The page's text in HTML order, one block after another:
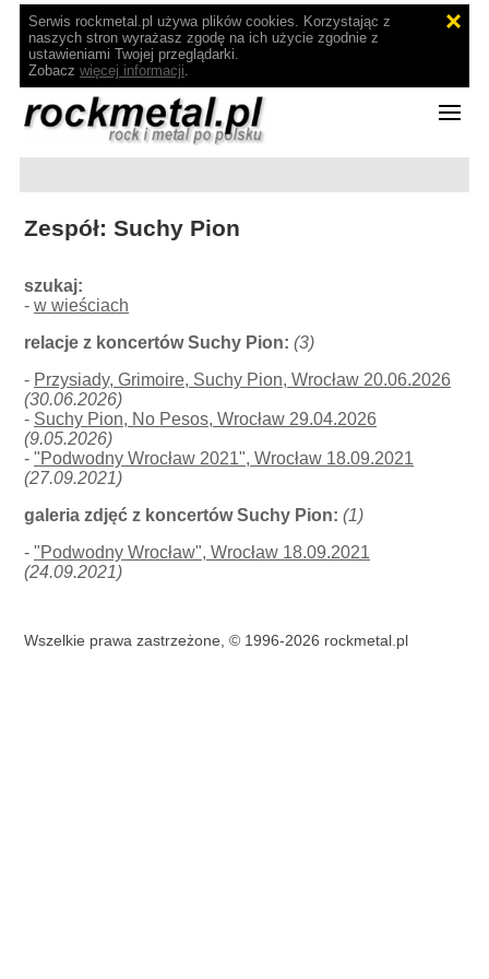
Serwis rockmetal.pl używa plików cookies. Korzystając z
naszych stron wyrażasz zgodę na ich użycie zgodnie z
ustawieniami Twojej przeglądarki.
Zobacz więcej informacji.
Zespół: Suchy Pion
szukaj:
-w wieściach
relacje z koncertów Suchy Pion: (3)
- Przysiady, Grimoire, Suchy Pion, Wrocław 20.06.2026
(30.06.2026)
- Suchy Pion, No Pesos, Wrocław 29.04.2026
(9.05.2026)
-"Podwodny Wrocław 2021", Wrocław 18.09.2021
(27.09.2021)
galeria zdjęć z koncertów Suchy Pion: (1)
-"Podwodny Wrocław", Wrocław 18.09.2021
(24.09.2021)
Wszelkie prawa zastrzeżone, © 1996-2026 rockmetal.pl